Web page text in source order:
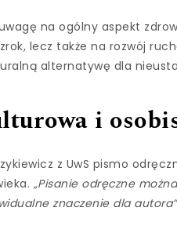
na ogólny aspekt
lecz także na rozwój
alternatywę dla
i
z UwS pismo
„Pisanie odręczne
znaczenie dla autora”